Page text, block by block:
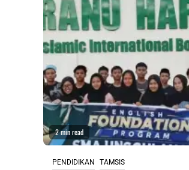
2 min read
PENDIDIKAN TAMSIS